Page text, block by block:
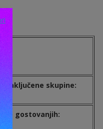
zaključene skupine:
o gostovanjih: